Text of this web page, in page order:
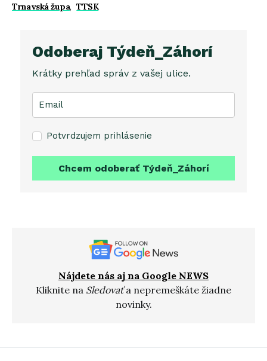
Trnavská župa, TTSK
Odoberaj Týdeň_Záhorí
Krátky prehľad správ z vašej ulice.
Potvrdzujem prihlásenie
Chcem odoberať Týdeň_Záhorí
Nájdete nás aj na Google NEWS
Kliknite na Sledovaťa nepremeškáte žiadne
novinky.